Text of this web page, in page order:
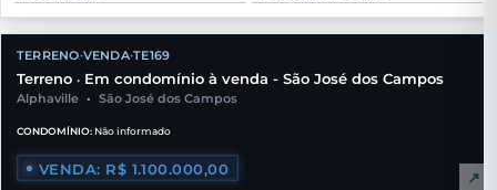
TERRENO•VENDA•TE169
Terreno • Em condomínio à venda - São José dos Campos
Alphaville • São José dos Campos
CONDOMÍNIO: Não informado
VENDA: R$ 1.100.000,00 ↗